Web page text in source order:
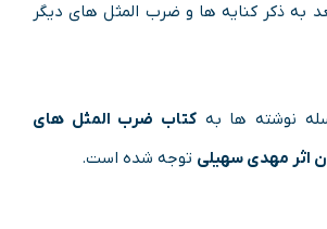
به ذکر کنایه ها و ضرب المثل های دیگر
نوشته ها به کتاب ضرب المثل های
اثر مهدی سهیلی توجه شده است.